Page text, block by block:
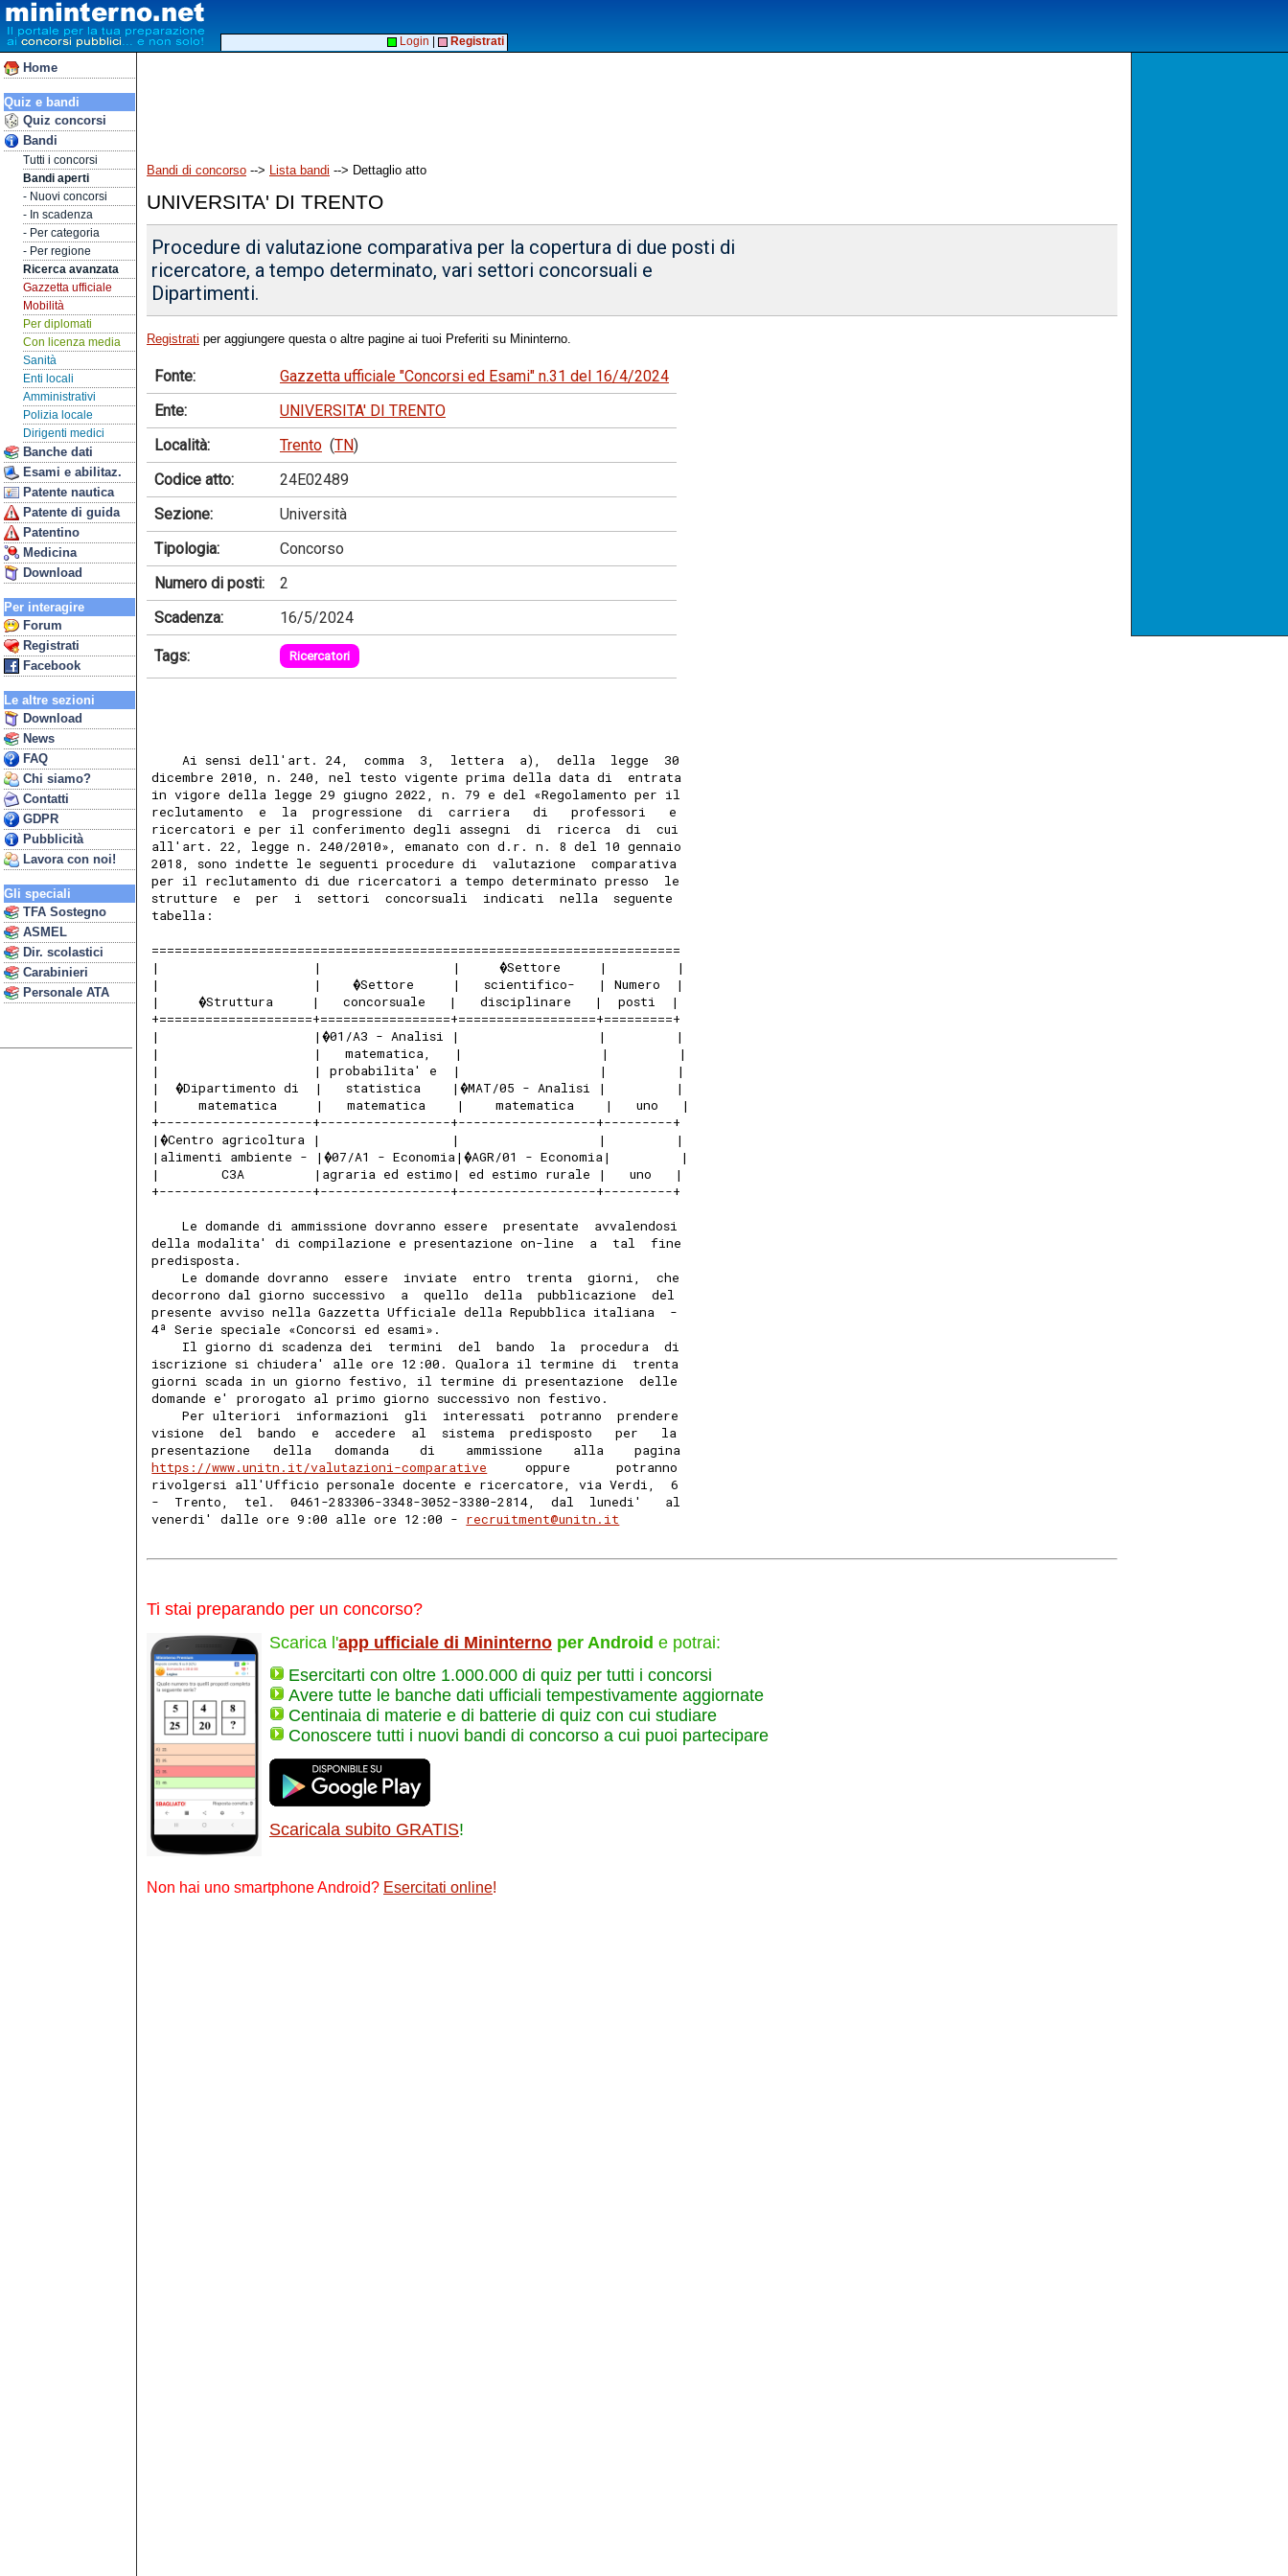
Home
Quiz e bandi
Quiz concorsi
Bandi
Tutti i concorsi
Bandi aperti
- Nuovi concorsi
- In scadenza
- Per categoria
- Per regione
Ricerca avanzata
Gazzetta ufficiale
Mobilità
Per diplomati
Con licenza media
Sanità
Enti locali
Amministrativi
Polizia locale
Dirigenti medici
Banche dati
Esami e abilitaz.
Patente nautica
Patente di guida
Patentino
Medicina
Download
Per interagire
Forum
Registrati
Facebook
Le altre sezioni
Download
News
FAQ
Chi siamo?
Contatti
GDPR
Pubblicità
Lavora con noi!
Gli speciali
TFA Sostegno
ASMEL
Dir. scolastici
Carabinieri
Personale ATA
Login Registrati
Bandi di concorso --> Lista bandi --> Dettaglio atto
UNIVERSITA' DI TRENTO
Procedure di valutazione comparativa per la copertura di due posti di
ricercatore, a tempo determinato, vari settori concorsuali e
Dipartimenti.
Registrati per aggiungere questa o altre pagine ai tuoi Preferiti su Mininterno.
Fonte:
Gazzetta ufficiale "Concorsi ed Esami" n.31 del 16/4/2024
Ente:
UNIVERSITA' DI TRENTO
Località:
Trento (TN)
Codice atto:
24E02489
Sezione:
Università
Tipologia:
Concorso
Numero di posti:
2
Scadenza:
16/5/2024
Tags: Ricercatori
    Ai sensi dell'art. 24,  comma  3,  lettera  a),  della  legge  30
dicembre 2010, n. 240, nel testo vigente prima della data di  entrata
in vigore della legge 29 giugno 2022, n. 79 e del «Regolamento per il
reclutamento  e  la  progressione  di  carriera   di   professori   e
ricercatori e per il conferimento degli assegni  di  ricerca  di  cui
all'art. 22, legge n. 240/2010», emanato con d.r. n. 8 del 10 gennaio
2018, sono indette le seguenti procedure di  valutazione  comparativa
per il reclutamento di due ricercatori a tempo determinato presso  le
strutture  e  per  i  settori  concorsuali  indicati  nella  seguente
tabella:
=====================================================================
|                    |                 |     �Settore     |         |
|                    |    �Settore     |   scientifico-   | Numero  |
|     �Struttura     |   concorsuale   |   disciplinare   |  posti  |
+====================+=================+==================+=========+
|                    |�01/A3 - Analisi |                  |         |
|                    |   matematica,   |                  |         |
|                    | probabilita' e  |                  |         |
|  �Dipartimento di  |   statistica    |�MAT/05 - Analisi |         |
|     matematica     |   matematica    |    matematica    |   uno   |
+--------------------+-----------------+------------------+---------+
|�Centro agricoltura |                 |                  |         |
|alimenti ambiente - |�07/A1 - Economia|�AGR/01 - Economia|         |
|        C3A         |agraria ed estimo| ed estimo rurale |   uno   |
+--------------------+-----------------+------------------+---------+
    Le domande di ammissione dovranno essere  presentate  avvalendosi
della modalita' di compilazione e presentazione on-line  a  tal  fine
predisposta.
    Le domande dovranno  essere  inviate  entro  trenta  giorni,  che
decorrono dal giorno successivo  a  quello  della  pubblicazione  del
presente avviso nella Gazzetta Ufficiale della Repubblica italiana  -
4ª Serie speciale «Concorsi ed esami».
    Il giorno di scadenza dei  termini  del  bando  la  procedura  di
iscrizione si chiudera' alle ore 12:00. Qualora il termine di  trenta
giorni scada in un giorno festivo, il termine di presentazione  delle
domande e' prorogato al primo giorno successivo non festivo.
    Per ulteriori  informazioni  gli  interessati  potranno  prendere
visione  del  bando  e  accedere  al  sistema  predisposto   per   la
presentazione   della   domanda    di    ammissione    alla    pagina
https://www.unitn.it/valutazioni-comparative
     oppure      potranno
rivolgersi all'Ufficio personale docente e ricercatore, via Verdi,  6
-  Trento,  tel.  0461-283306-3348-3052-3380-2814,  dal  lunedi'   al
venerdi' dalle ore 9:00 alle ore 12:00 - recruitment@unitn.it
Ti stai preparando per un concorso?
Scarica l'app ufficiale di Mininterno per Android e potrai:
Esercitarti con oltre 1.000.000 di quiz per tutti i concorsi
Avere tutte le banche dati ufficiali tempestivamente aggiornate
Centinaia di materie e di batterie di quiz con cui studiare
Conoscere tutti i nuovi bandi di concorso a cui puoi partecipare
Scaricala subito GRATIS!
Non hai uno smartphone Android? Esercitati online!